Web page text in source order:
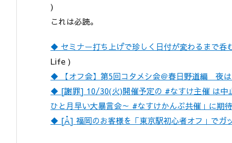
)
これは必読。
◆ セミナー打ち上げで珍しく日付が変わるまで
Life )
◆ 【オフ会】第5回コタメシ会＠春日野道編 夜
◆ [謝罪] 10/30(火)開催予定の #なすけ主催 は中
ひと月早い大暴言会～ #なすけかんぷ共催」に期
◆ [Å] 福岡のお客様を「東京駅初心者オフ」でガ